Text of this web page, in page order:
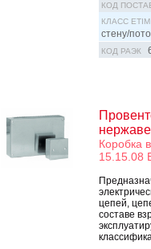
КОД
КЛАСС ETIM
стену/
КОД РАЭК
Коробка
15.15.08
цепей,
составе